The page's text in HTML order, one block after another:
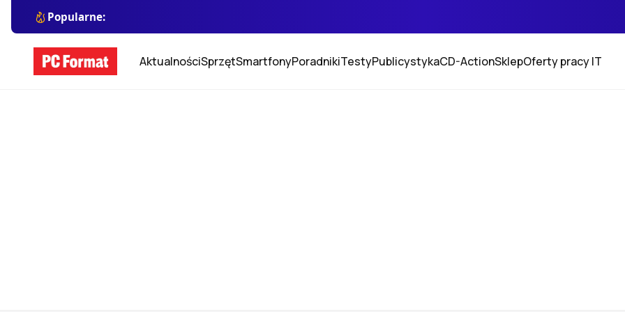
Popularne:
AktualnościSprzętSmartfonyPoradnikiTestyPublicystykaCD-ActionSklepOferty pracy IT